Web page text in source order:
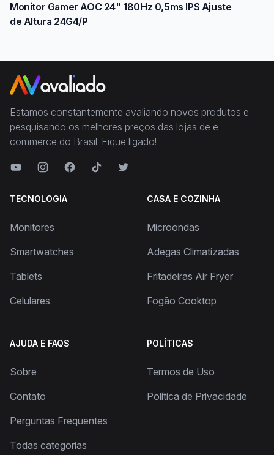
Monitor Gamer AOC 24" 180Hz 0,5ms IPS Ajuste
de Altura 24G4/P
Estamos constantemente avaliando novos produtos e
pesquisando os melhores preços das lojas de e-
commerce do Brasil. Fique ligado!
TECNOLOGIA
Monitores
Smartwatches
Tablets
Celulares
CASA E COZINHA
Microondas
Adegas Climatizadas
Fritadeiras Air Fryer
Fogão Cooktop
AJUDA E FAQS
Sobre
Contato
Perguntas Frequentes
Todas categorias
POLÍTICAS
Termos de Uso
Política de Privacidade